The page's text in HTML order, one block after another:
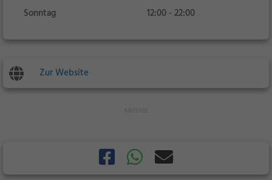
Sonntag
12:00 - 22:00
Zur Website